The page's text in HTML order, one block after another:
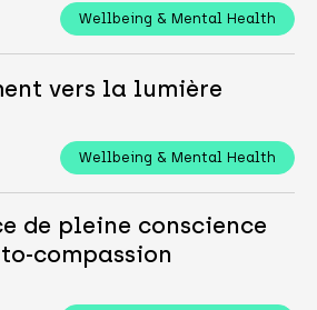
Wellbeing & Mental Health
vers la lumière
Wellbeing & Mental Health
de pleine conscience
compassion